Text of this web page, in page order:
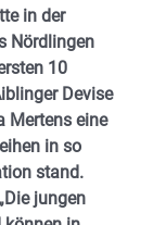
in der
Nördlingen
10
Devise
Mertens eine
in so
stand.
jungen